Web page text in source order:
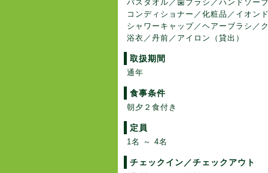
バスタオル／歯ブラシ／ハンドソー
コンディショナー／化粧品／イオン
シャワーキャップ／ヘアーブラシ／
浴衣／丹前／アイロン（貸出）
取扱期間
通年
食事条件
朝夕２食付き
定員
1名 ～ 4名
チェックイン／チェックアウト